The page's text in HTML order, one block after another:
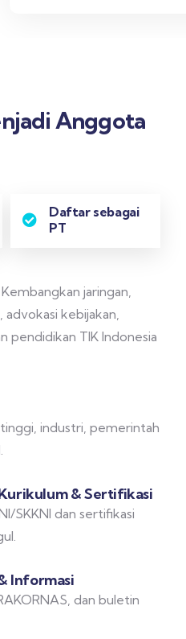
Anggota
Daftar sebagai
PT
jaringan,
kebijakan,
pendidikan TIK Indonesia
industri, pemerintah
& Sertifikasi
SKKNI dan sertifikasi
Informasi
dan buletin